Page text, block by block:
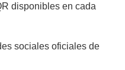
disponibles en cada
sociales oficiales de